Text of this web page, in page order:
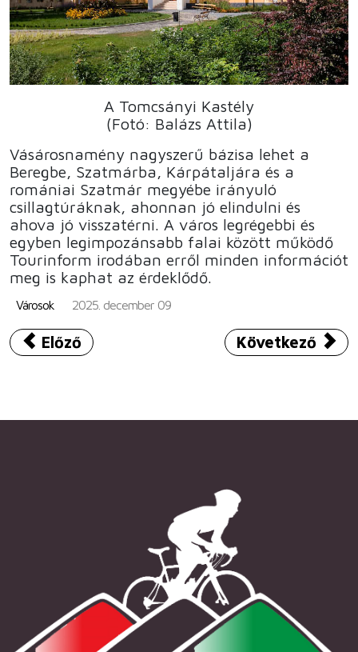
A Tomcsányi Kastély
(Fotó: Balázs Attila)
Vásárosnamény nagyszerű bázisa lehet a
Beregbe, Szatmárba, Kárpátaljára és a
romániai Szatmár megyébe irányuló
csillagtúráknak, ahonnan jó elindulni és
ahova jó visszatérni. A város legrégebbi és
egyben legimpozánsabb falai között működő
Tourinform irodában erről minden információt
meg is kaphat az érdeklődő.
Városok 2025. december 09
Előző cikk: Tokaj
Előző Következő
Következő